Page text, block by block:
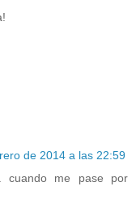
de 2014 a las 22:59
cuando me pase por